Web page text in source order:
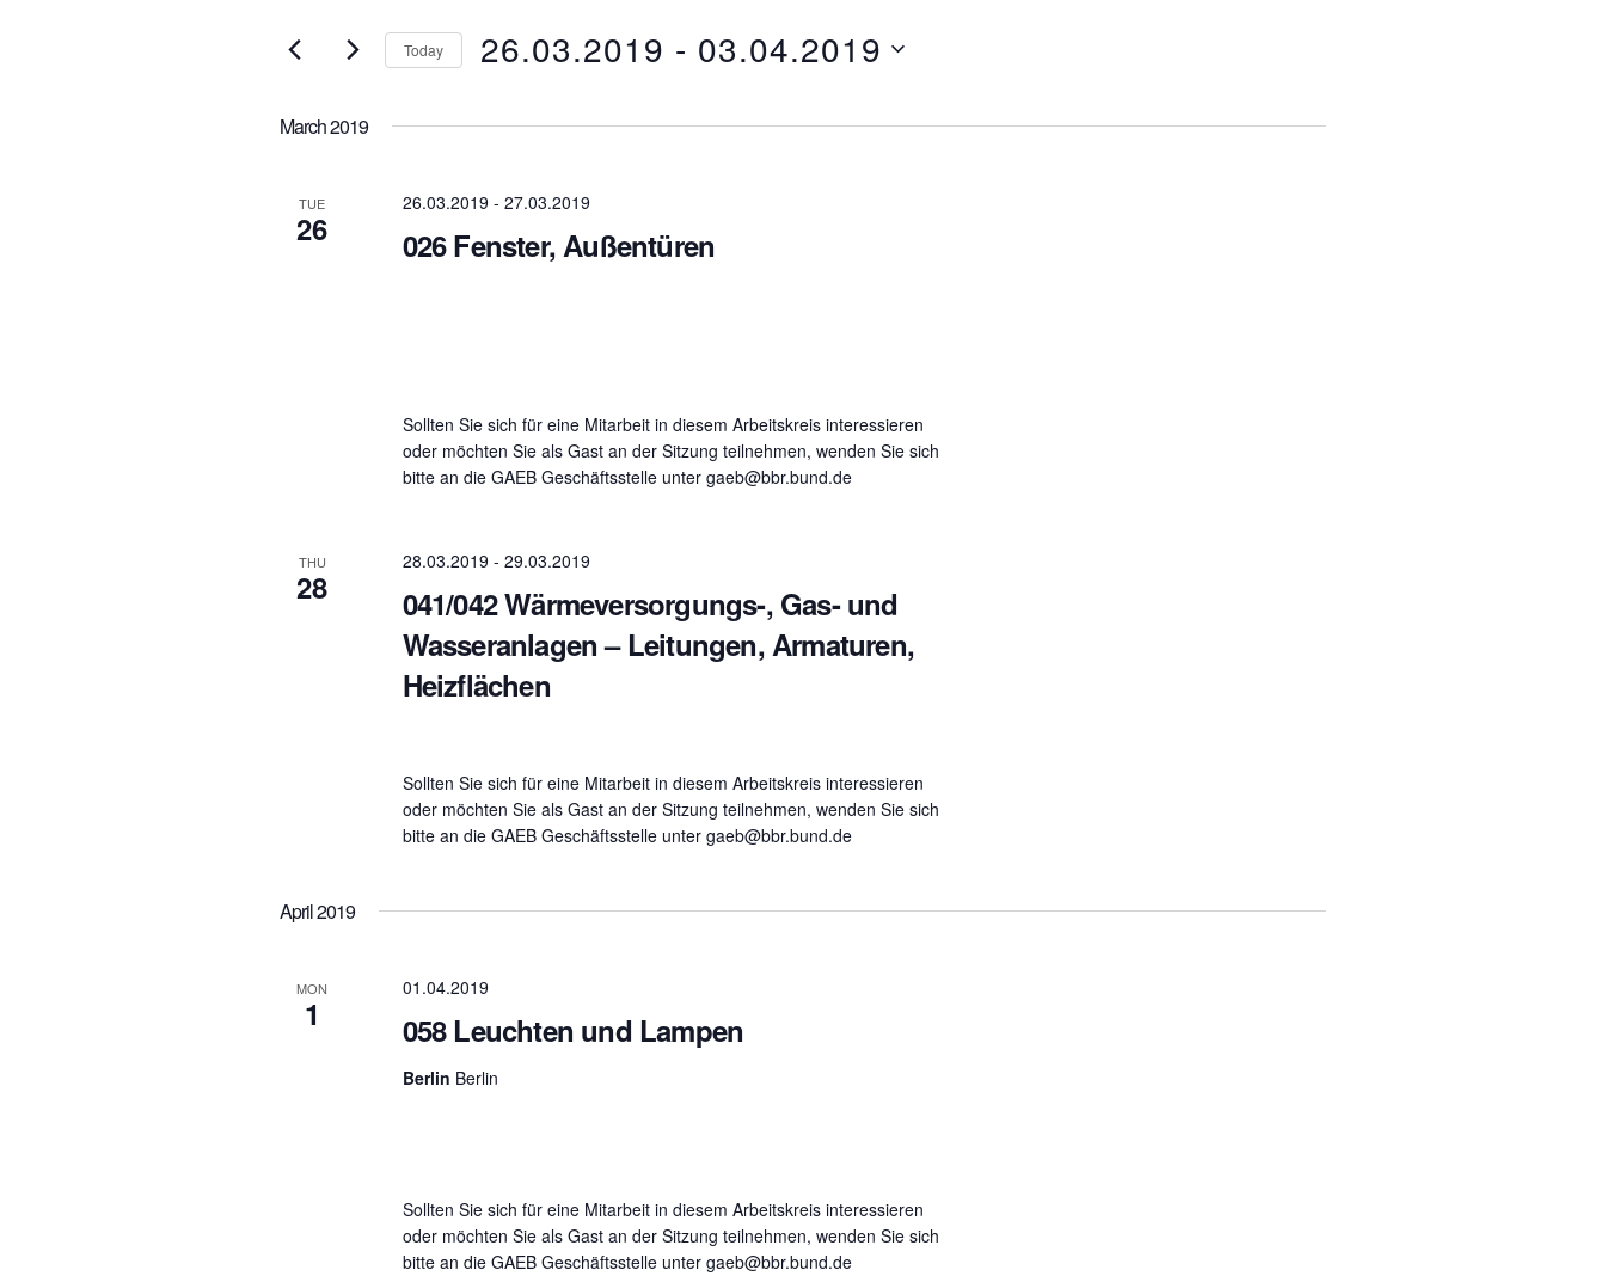
Views
Events
by
Today 26.03.2019 - 03.04.2019
March 2019
TUE
26 026 Fenster, Außentüren
26.03.2019 - 27.03.2019
Sollten Sie sich für eine Mitarbeit in diesem Arbeitskreis interessieren
oder möchten Sie als Gast an der Sitzung teilnehmen, wenden Sie sich
bitte an die GAEB Geschäftsstelle unter gaeb@bbr.bund.de
THU
28
041/042 Wärmeversorgungs-, Gas- und
Wasseranlagen – Leitungen, Armaturen,
Heizflächen
28.03.2019 - 29.03.2019
Sollten Sie sich für eine Mitarbeit in diesem Arbeitskreis interessieren
oder möchten Sie als Gast an der Sitzung teilnehmen, wenden Sie sich
bitte an die GAEB Geschäftsstelle unter gaeb@bbr.bund.de
April 2019
MON
1 058 Leuchten und Lampen
01.04.2019
Berlin Berlin
Sollten Sie sich für eine Mitarbeit in diesem Arbeitskreis interessieren
oder möchten Sie als Gast an der Sitzung teilnehmen, wenden Sie sich
bitte an die GAEB Geschäftsstelle unter gaeb@bbr.bund.de